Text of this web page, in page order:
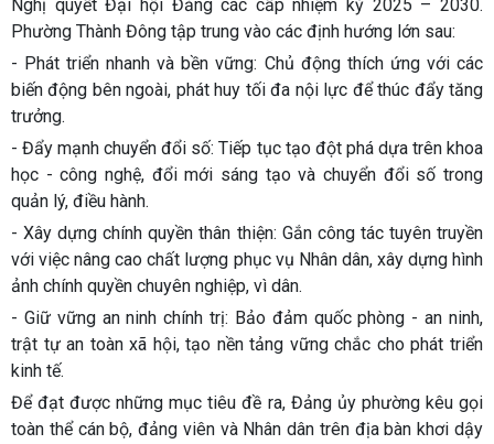
Nghị quyết Đại hội Đảng các cấp nhiệm kỳ 2025 – 2030.
Phường Thành Đông tập trung vào các định hướng lớn sau:
- Phát triển nhanh và bền vững: Chủ động thích ứng với các
biến động bên ngoài, phát huy tối đa nội lực để thúc đẩy tăng
trưởng.
- Đẩy mạnh chuyển đổi số: Tiếp tục tạo đột phá dựa trên khoa
học - công nghệ, đổi mới sáng tạo và chuyển đổi số trong
quản lý, điều hành.
- Xây dựng chính quyền thân thiện: Gắn công tác tuyên truyền
với việc nâng cao chất lượng phục vụ Nhân dân, xây dựng hình
ảnh chính quyền chuyên nghiệp, vì dân.
- Giữ vững an ninh chính trị: Bảo đảm quốc phòng - an ninh,
trật tự an toàn xã hội, tạo nền tảng vững chắc cho phát triển
kinh tế.
Để đạt được những mục tiêu đề ra, Đảng ủy phường kêu gọi
toàn thể cán bộ, đảng viên và Nhân dân trên địa bàn khơi dậy